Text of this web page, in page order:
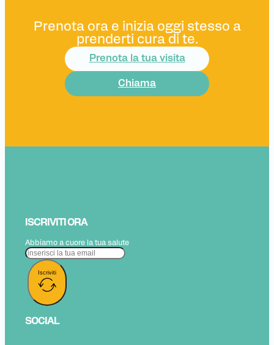
Prenota ora e inizia oggi stesso a
prenderti cura di te.
Prenota la tua visita
Chiama
ISCRIVITI ORA
Abbiamo a cuore la tua salute
Iscriviti
SOCIAL